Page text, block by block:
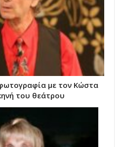
με τον Κώστα
του θεάτρου